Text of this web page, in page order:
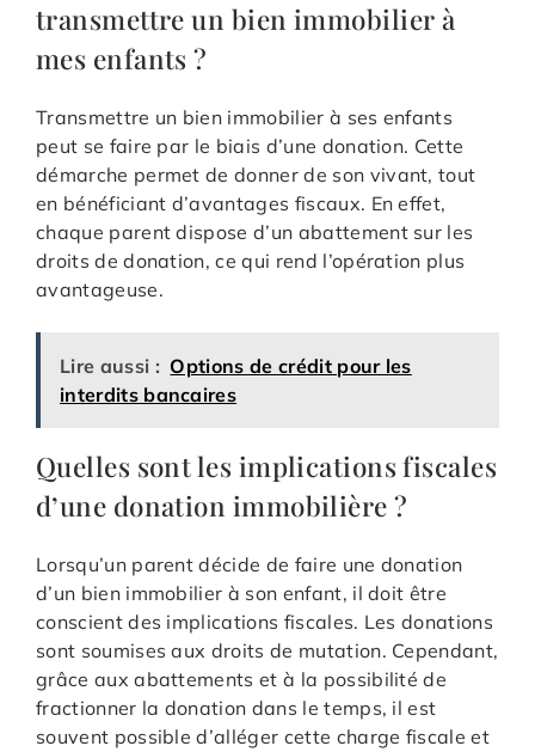
transmettre un bien immobilier à
mes enfants ?
Transmettre un bien immobilier à ses enfants
peut se faire par le biais d’une donation. Cette
démarche permet de donner de son vivant, tout
en bénéficiant d’avantages fiscaux. En effet,
chaque parent dispose d’un abattement sur les
droits de donation, ce qui rend l’opération plus
avantageuse.
Lire aussi : Options de crédit pour les
interdits bancaires
Quelles sont les implications fiscales
d’une donation immobilière ?
Lorsqu’un parent décide de faire une donation
d’un bien immobilier à son enfant, il doit être
conscient des implications fiscales. Les donations
sont soumises aux droits de mutation. Cependant,
grâce aux abattements et à la possibilité de
fractionner la donation dans le temps, il est
souvent possible d’alléger cette charge fiscale et